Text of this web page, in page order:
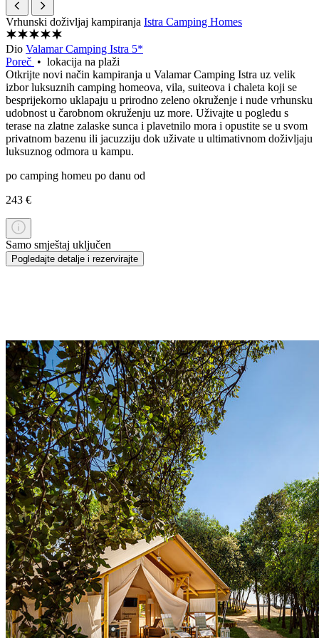
Vrhunski doživljaj kampiranja Istra Camping Homes
Dio Valamar Camping Istra 5*
Poreč • lokacija na plaži
Otkrijte novi način kampiranja u Valamar Camping Istra uz velik
izbor luksuznih camping homeova, vila, suiteova i chaleta koji se
besprijekorno uklapaju u prirodno zeleno okruženje i nude vrhunsku
udobnost u čarobnom okruženju uz more. Uživajte u pogledu s
terase na zlatne zalaske sunca i plavetnilo mora i opustite se u svom
privatnom bazenu ili jacuzziju dok uživate u ultimativnom doživljaju
luksuznog odmora u kampu.
po camping homeu po danu od
243 €
Samo smještaj uključen
Pogledajte detalje i rezervirajte